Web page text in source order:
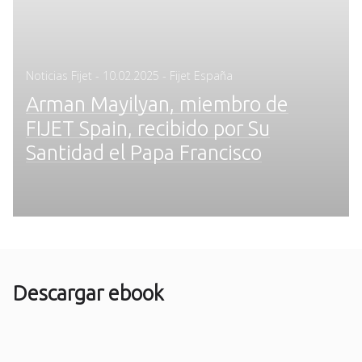
Noticias Fijet - Posted
10.02.2025 - Fijet España
Arman Mayilyan, miembro de
FIJET Spain, recibido por Su
Santidad el Papa Francisco
Descargar ebook